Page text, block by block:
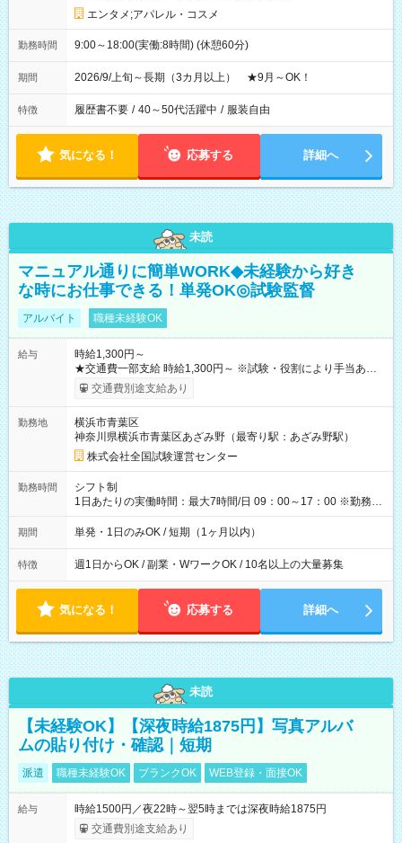
エンタメ;アパレル・コスメ
勤務時間 9:00～18:00(実働:8時間) (休憩60分)
期間 2026/9/上旬～長期（3カ月以上） ★9月～OK！
特徴 履歴書不要 / 40～50代活躍中 / 服装自由
気になる！ 応募する 詳細へ
未読
マニュアル通りに簡単WORK◆未経験から好き
な時にお仕事できる！単発OK◎試験監督
アルバイト 職種未経験OK
給与
時給1,300円～
★交通費一部支給 時給1,300円～ ※試験・役割により手当あり
※勤務回数により昇給あり 【即給（前払い）オプションあ
り！】 希望される場合、勤務から1週間ほどで給与の一部を受け
例】 ・河合塾模擬試験 8:30～17:30（休憩1時間） 時給1,300円
×8時間＝日収10,400円＋交通費 ※当日の役割により時給＋100
円の場合あり ・国家試験 7:00～13:30（休憩なし） 時給1,300
円（役割手当＋100円）×6時間＝日収8,400円＋交通費 【試用期
間】試用期間なし
交通費別途支給あり
勤務地
横浜市青葉区
神奈川県横浜市青葉区あざみ野（最寄り駅：あざみ野駅）
株式会社全国試験運営センター
勤務時間
シフト制
1日あたりの実働時間：最大7時間/日 09：00～17：00 ※勤務時
間は 試験により異なります。
期間 単発・1日のみOK / 短期（1ヶ月以内）
特徴 週1日からOK / 副業・WワークOK / 10名以上の大量募集
気になる！ 応募する 詳細へ
未読
【未経験OK】【深夜時給1875円】写真アルバ
ムの貼り付け・確認｜短期
派遣 職種未経験OK ブランクOK WEB登録・面接OK
給与
時給1500円／夜22時～翌5時までは深夜時給1875円
交通費別途支給あり